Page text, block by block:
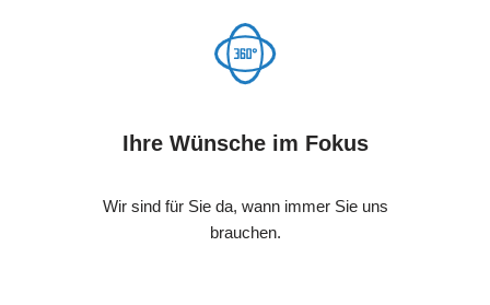
Ihre Wünsche im Fokus
Wir sind für Sie da, wann immer Sie uns
brauchen.